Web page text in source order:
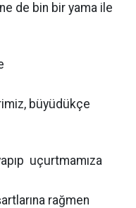
de bin bir yama ile
büyüdükçe
uçurtmamıza
rağmen